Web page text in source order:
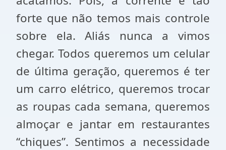
forte que não temos mais controle
sobre ela. Aliás nunca a vimos
chegar. Todos queremos um celular
de última geração, queremos é ter
um carro elétrico, queremos trocar
as roupas cada semana, queremos
almoçar e jantar em restaurantes
“chiques”. Sentimos a necessidade